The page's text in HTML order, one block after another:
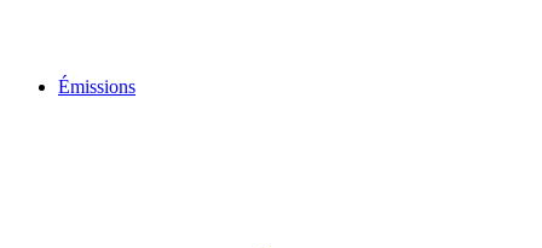
Émissions